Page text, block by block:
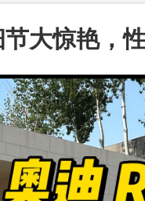
大惊艳，